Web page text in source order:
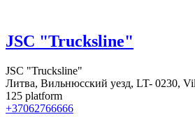
JSC "Trucksline"
JSC "Trucksline"
Литва, Вильнюсский уезд, LT- 0230,
125 platform
+37062766666